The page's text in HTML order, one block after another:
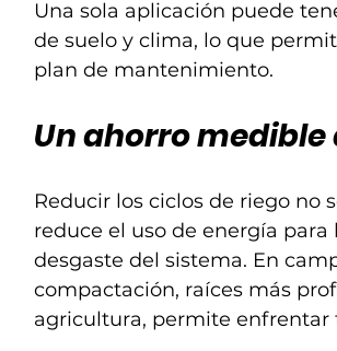
Una sola aplicación puede
de suelo y clima, lo que
plan de mantenimiento.
Un ahorro
Reducir los ciclos de riego no
reduce el uso de energía
desgaste del sistema. En
compactación, raíces más
agricultura, permite enfrentar